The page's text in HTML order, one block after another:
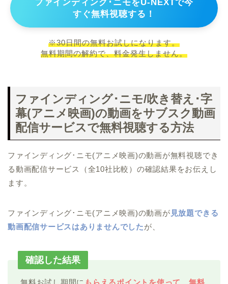
ファインディング･ニモをU-NEXTで今
すぐ無料視聴する！
※30日間の無料お試しになります。
無料期間の解約で、料金発生しません。
ファインディング･ニモ/吹き替え･字
幕(アニメ映画)の動画をサブスク動画
配信サービスで無料視聴する方法
ファインディング･ニモ(アニメ映画)の動画が無料視聴でき
る動画配信サービス（全10社比較）の確認結果をお伝えし
ます。
ファインディング･ニモ(アニメ映画)の動画が 見放題できる
動画配信サービスはありませんでしたが、
確認した結果
無料お試し期間に もらえるポイントを使って、無料